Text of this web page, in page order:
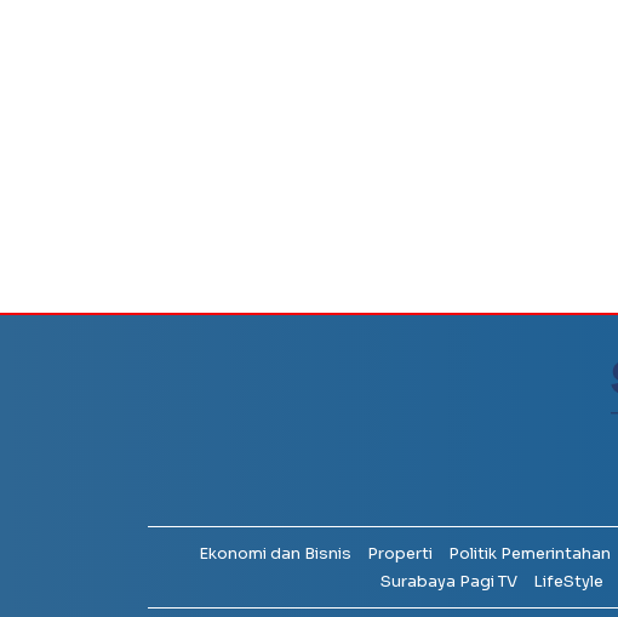
Ekonomi dan Bisnis Properti Politik Pemerintahan
Surabaya Pagi TV
LifeStyle